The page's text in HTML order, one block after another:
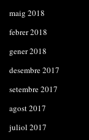
maig 2018
febrer 2018
gener 2018
desembre 2017
setembre 2017
agost 2017
juliol 2017